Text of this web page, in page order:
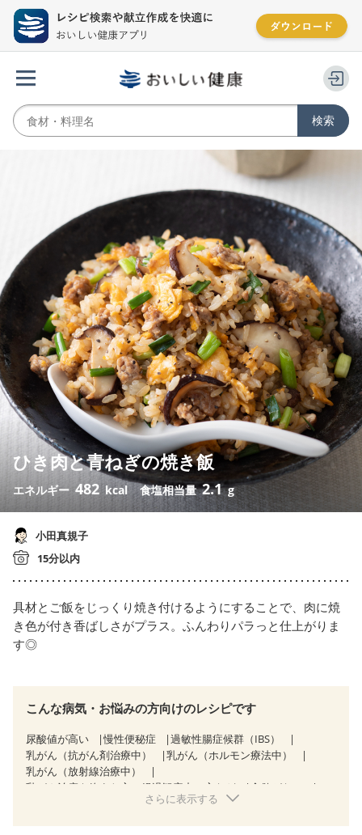
ひき肉と青ねぎの焼き飯
エネルギー 482 kcal 食塩相当量2.1 g
小田真規子
15分以内
具材とご飯をじっくり焼き付けるようにすることで、肉に焼
き色が付き香ばしさがプラス。ふんわりパラっと仕上がりま
す◎
こんな病気・お悩みの方向けのレシピです
尿酸値が高い 慢性便秘症
過敏性腸症候群（IBS）
乳がん（抗がん剤治療中）
乳がん（ホルモン療法中）
乳がん（放射線治療中）
乳がん治療を終えた方・経過観察中の方など
食欲がない
産後（混合栄養） 産後（ミルク）
さらに表示する